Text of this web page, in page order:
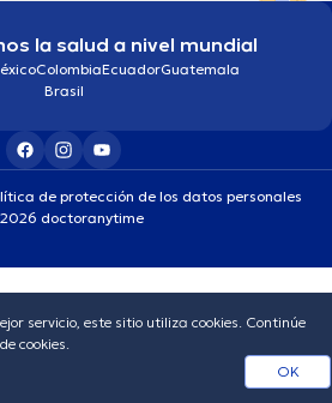
la salud a nivel mundial
ColombiaEcuadorGuatemala
Brasil
de protección de los datos personales
doctoranytime
servicio, este sitio utiliza cookies. Continúe
cookies.
OK